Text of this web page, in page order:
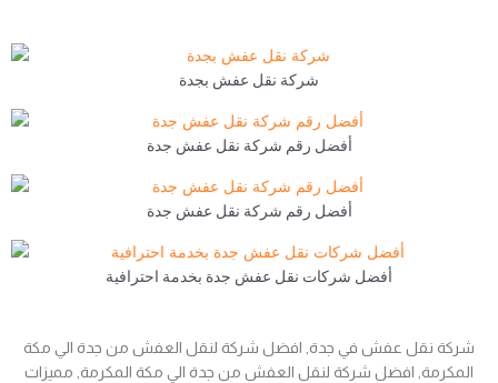
شركة نقل عفش بجدة
أفضل رقم شركة نقل عفش جدة
أفضل رقم شركة نقل عفش جدة
أفضل شركات نقل عفش جدة بخدمة احترافية
شركة نقل عفش في جدة, افضل شركة لنقل العفش من جدة الي مكة
المكرمة, افضل شركة لنقل العفش من جدة الي مكة المكرمة, مميزات